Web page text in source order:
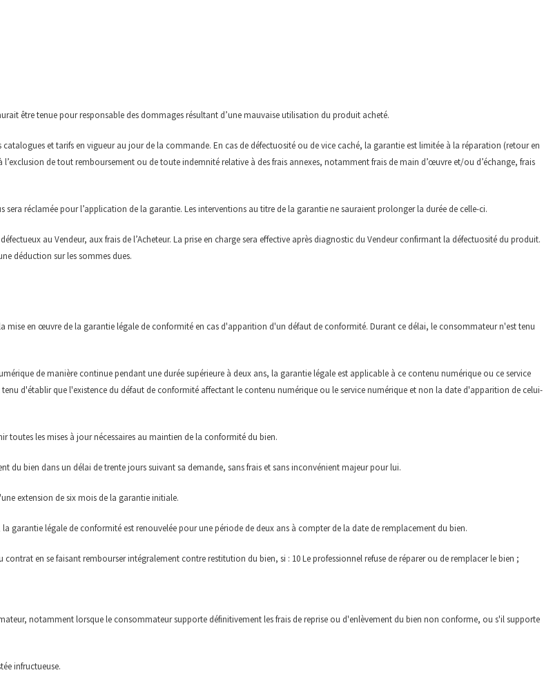
être tenue pour responsable des dommages résultant d’une mauvaise utilisation du produit acheté.
et tarifs en vigueur au jour de la commande. En cas de défectuosité ou de vice caché, la garantie est limitée à la réparation (retour en
de tout remboursement ou de toute indemnité relative à des frais annexes, notamment frais de main d’œuvre et/ou d’échange, frais
réclamée pour l’application de la garantie. Les interventions au titre de la garantie ne sauraient prolonger la durée de celle-ci.
au Vendeur, aux frais de l’Acheteur. La prise en charge sera effective après diagnostic du Vendeur confirmant la défectuosité du produit.
déduction sur les sommes dues.
en œuvre de la garantie légale de conformité en cas d'apparition d'un défaut de conformité. Durant ce délai, le consommateur n'est tenu
de manière continue pendant une durée supérieure à deux ans, la garantie légale est applicable à ce contenu numérique ou ce service
d'établir que l'existence du défaut de conformité affectant le contenu numérique ou le service numérique et non la date d'apparition de celui-
les mises à jour nécessaires au maintien de la conformité du bien.
bien dans un délai de trente jours suivant sa demande, sans frais et sans inconvénient majeur pour lui.
extension de six mois de la garantie initiale.
légale de conformité est renouvelée pour une période de deux ans à compter de la date de remplacement du bien.
en se faisant rembourser intégralement contre restitution du bien, si : 10 Le professionnel refuse de réparer ou de remplacer le bien ;
notamment lorsque le consommateur supporte définitivement les frais de reprise ou d'enlèvement du bien non conforme, ou s'il supporte
infructueuse.